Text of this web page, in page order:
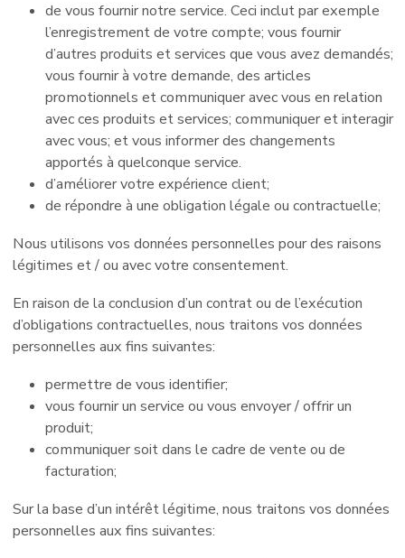
de vous fournir notre service. Ceci inclut par exemple
l’enregistrement de votre compte; vous fournir
d’autres produits et services que vous avez demandés;
vous fournir à votre demande, des articles
promotionnels et communiquer avec vous en relation
avec ces produits et services; communiquer et interagir
avec vous; et vous informer des changements
apportés à quelconque service.
d’améliorer votre expérience client;
de répondre à une obligation légale ou contractuelle;
Nous utilisons vos données personnelles pour des raisons
légitimes et / ou avec votre consentement.
En raison de la conclusion d’un contrat ou de l’exécution
d’obligations contractuelles, nous traitons vos données
personnelles aux fins suivantes:
permettre de vous identifier;
vous fournir un service ou vous envoyer / offrir un
produit;
communiquer soit dans le cadre de vente ou de
facturation;
Sur la base d’un intérêt légitime, nous traitons vos données
personnelles aux fins suivantes: